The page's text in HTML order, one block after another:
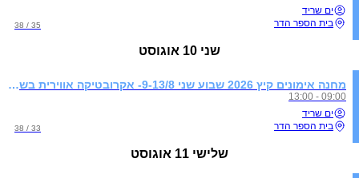
ים שריד
בית הספר הדר
35 / 38
שני 10 אוגוסט
מחנה אימונים קיץ 2026 שבוע שני 9-13/8- אקרובטיקה אווירית בשילוב התעמלות קרקע
09:00 - 13:00
ים שריד
בית הספר הדר
33 / 38
שלישי 11 אוגוסט